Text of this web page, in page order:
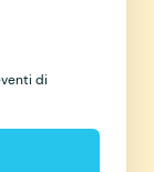
di